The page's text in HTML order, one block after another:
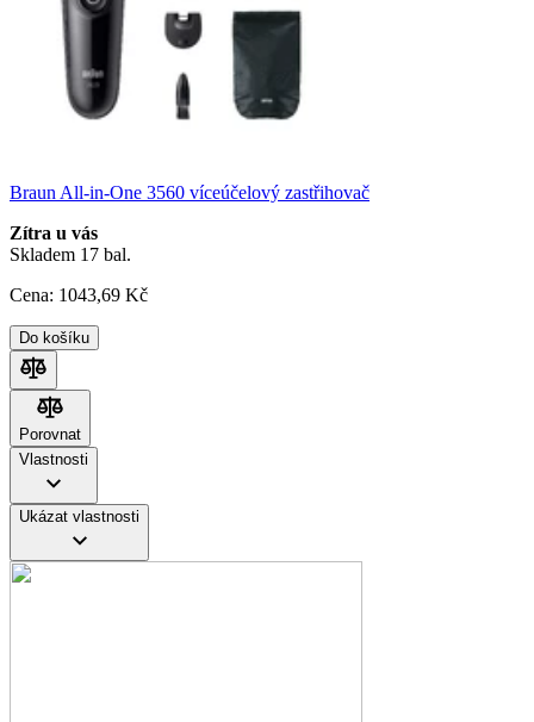
Braun All-in-One 3560 víceúčelový zastřihovač
Zítra u vás
Skladem 17 bal.
Cena: 1043,69 Kč
Do košíku
Porovnat
Porovnat
Vlastnosti
Ukázat vlastnosti